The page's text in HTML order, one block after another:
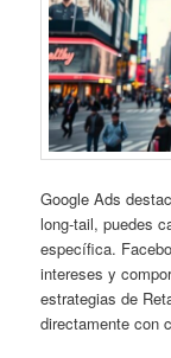
Google Ads
long-tail, puedes
específica.
intereses y
estrategias de
directamente con